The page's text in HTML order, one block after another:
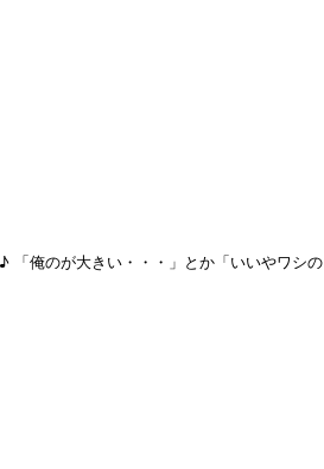
「俺のが大きい・・・」とか「いいやワシの